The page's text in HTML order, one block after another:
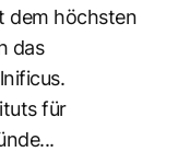
dem höchsten
das
für